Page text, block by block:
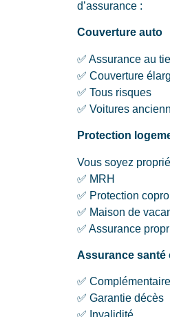
d’assurance :
Couverture auto
✅ Assurance au
✅ Couverture
✅ Tous risques
✅ Voitures
Protection
Vous soyez
✅ MRH
✅ Protection
✅ Maison de
✅ Assurance
Assurance santé
✅
✅ Garantie décès